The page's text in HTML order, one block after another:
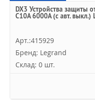
DX3 Устройства защиты
C10A 6000А (с авт. выкл.)
Арт.:415929
Бренд: Legrand
Склад: 0 шт.